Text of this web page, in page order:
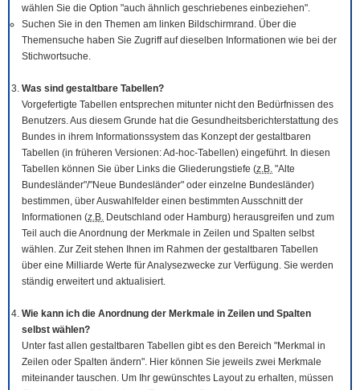
wählen Sie die Option "auch ähnlich geschriebenes einbeziehen".
Suchen Sie in den Themen am linken Bildschirmrand. Über die
Themensuche haben Sie Zugriff auf dieselben Informationen wie bei der
Stichwortsuche.
Was sind gestaltbare Tabellen?
Vorgefertigte Tabellen entsprechen mitunter nicht den Bedürfnissen des
Benutzers. Aus diesem Grunde hat die Gesundheitsberichterstattung des
Bundes in ihrem Informationssystem das Konzept der gestaltbaren
Tabellen (in früheren Versionen: Ad-hoc-Tabellen) eingeführt. In diesen
Tabellen können Sie über Links die Gliederungstiefe (z.B. "Alte
Bundesländer"/"Neue Bundesländer" oder einzelne Bundesländer)
bestimmen, über Auswahlfelder einen bestimmten Ausschnitt der
Informationen (z.B. Deutschland oder Hamburg) herausgreifen und zum
Teil auch die Anordnung der Merkmale in Zeilen und Spalten selbst
wählen. Zur Zeit stehen Ihnen im Rahmen der gestaltbaren Tabellen
über eine Milliarde Werte für Analysezwecke zur Verfügung. Sie werden
ständig erweitert und aktualisiert.
Wie kann ich die Anordnung der Merkmale in Zeilen und Spalten
selbst wählen?
Unter fast allen gestaltbaren Tabellen gibt es den Bereich "Merkmal in
Zeilen oder Spalten ändern". Hier können Sie jeweils zwei Merkmale
miteinander tauschen. Um Ihr gewünschtes Layout zu erhalten, müssen